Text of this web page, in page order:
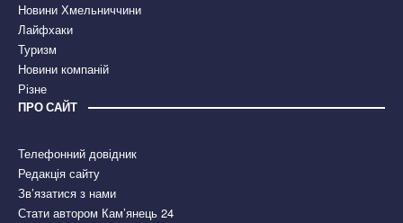
Новини Хмельниччини
Лайфхаки
Туризм
Новини компаній
Різне
ПРО САЙТ
Телефонний довідник
Редакція сайту
Зв’язатися з нами
Стати автором Кам’янець 24